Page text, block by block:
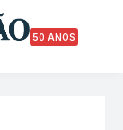
50 ANOS